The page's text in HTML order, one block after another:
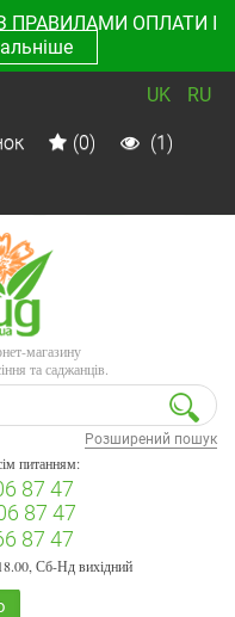
ПРАВИЛАМИ ОПЛАТИ І
UK RU
(0) (1)
магазину
та саджанців.
Розширений пошук
питанням:
87 47
87 47
87 47
Сб-Нд вихідний